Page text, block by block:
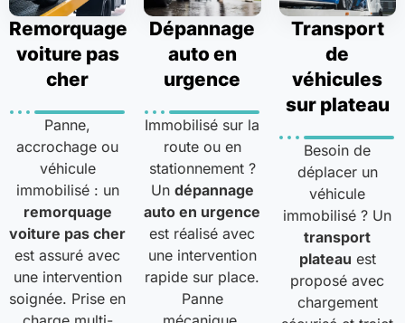
Remorquage
voiture pas
cher
Panne,
accrochage ou
véhicule
immobilisé : un
remorquage
voiture pas cher
est assuré avec
une intervention
soignée. Prise en
Dépannage
auto en
urgence
Immobilisé sur la
route ou en
stationnement ?
Un dépannage
auto en urgence
est réalisé avec
une intervention
rapide sur place.
Panne
Transport
de
véhicules
sur plateau
Besoin de
déplacer un
véhicule
immobilisé ? Un
transport
plateau est
proposé avec
chargement